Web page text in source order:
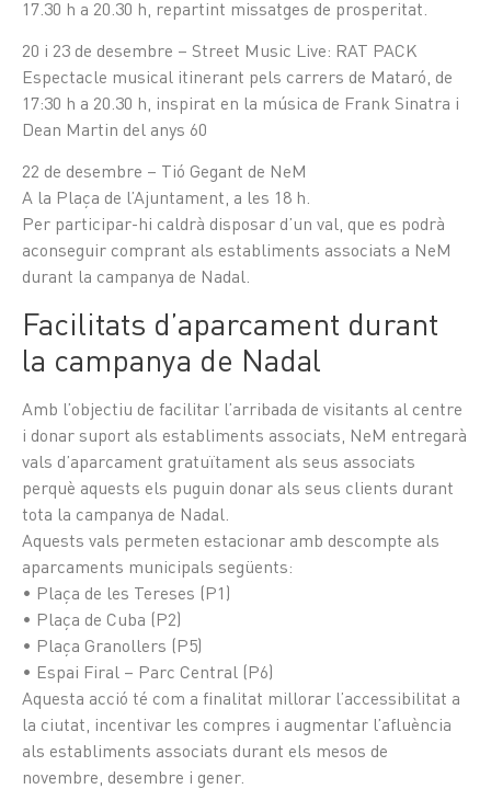
17.30 h a 20.30 h, repartint missatges de prosperitat.
20 i 23 de desembre – Street Music Live: RAT PACK
Espectacle musical itinerant pels carrers de Mataró, de
17:30 h a 20.30 h, inspirat en la música de Frank Sinatra i
Dean Martin del anys 60
22 de desembre – Tió Gegant de NeM
A la Plaça de l’Ajuntament, a les 18 h.
Per participar-hi caldrà disposar d’un val, que es podrà
aconseguir comprant als establiments associats a NeM
durant la campanya de Nadal.
Facilitats d’aparcament durant
la campanya de Nadal
Amb l’objectiu de facilitar l’arribada de visitants al centre
i donar suport als establiments associats, NeM entregarà
vals d’aparcament gratuïtament als seus associats
perquè aquests els puguin donar als seus clients durant
tota la campanya de Nadal.
Aquests vals permeten estacionar amb descompte als
aparcaments municipals següents:
• Plaça de les Tereses (P1)
• Plaça de Cuba (P2)
• Plaça Granollers (P5)
• Espai Firal – Parc Central (P6)
Aquesta acció té com a finalitat millorar l’accessibilitat a
la ciutat, incentivar les compres i augmentar l’afluència
als establiments associats durant els mesos de
novembre, desembre i gener.